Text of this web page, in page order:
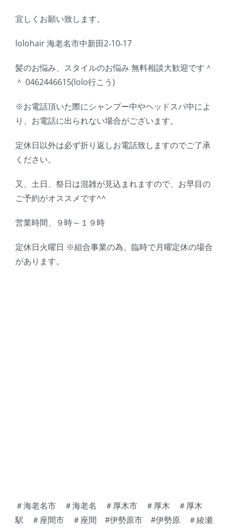
宜しくお願い致します。
lolohair 海老名市中新田2‐10‐17
髪のお悩み、スタイルのお悩み 無料相談大歓迎です＾
＾ 0462446615(lolo行こう)
※お電話頂いた際にシャンプー中やヘッドスパ中によ
り、お電話に出られない場合がございます。
定休日以外は必ず折り返しお電話致しますのでご了承
ください。
又、土日、祭日は混雑が見込まれますので、お早目の
ご予約がオススメです^^
営業時間、９時～１９時
定休日火曜日 ※組合事業の為、臨時で月曜定休の場合
があります。
＃海老名市 ＃海老名 ＃厚木市 ＃厚木 ＃厚木
駅 ＃座間市 ＃座間 #伊勢原市 #伊勢原 ＃綾瀬